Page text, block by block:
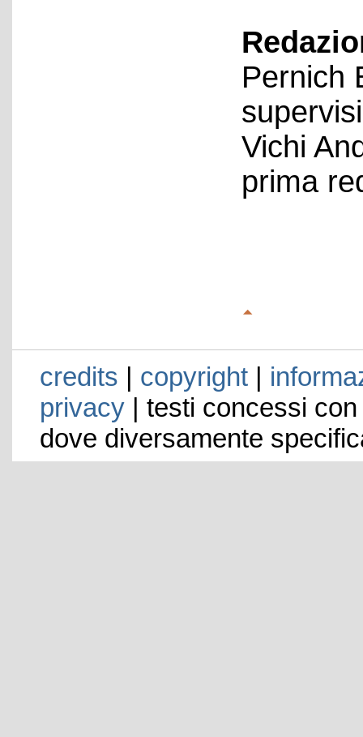
Pernich
Vichi
prima
credits | copyright|
privacy| testi concessi
dove diversamente